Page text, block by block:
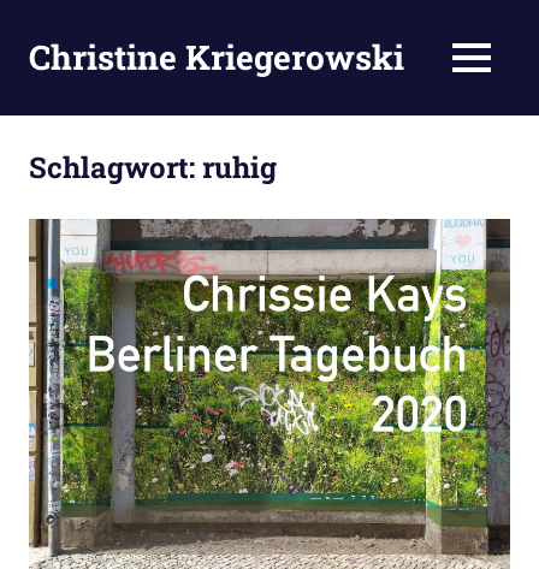
Inhalt
springen
Christine Kriegerowski MENÜ
Schlagwort:ruhig